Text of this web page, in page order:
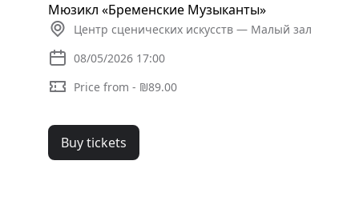
Мюзикл «Бременские Музыканты»
Центр сценических искусств — Малый зал
08/05/2026 17:00
Price from - ₪89.00
Buy tickets